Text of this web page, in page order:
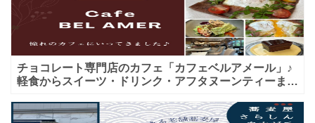
チョコレート専門店のカフェ「カフェベルアメール」♪
軽食からスイーツ・ドリンク・アフタヌーンティーまで